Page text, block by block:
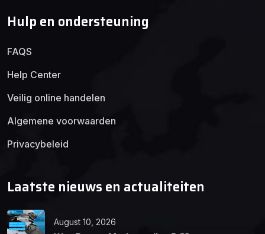
Hulp en ondersteuning
FAQS
Help Center
Veilig online handelen
Algemene voorwaarden
Privacybeleid
Laatste nieuws en actualiteiten
August 10, 2026